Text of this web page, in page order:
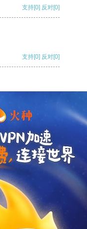
支持[0] 反对[0]
支持[0] 反对[0]
支持 [0] 反对[0]
支持[0] 反对